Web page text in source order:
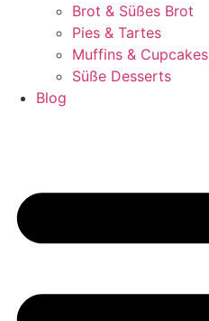
Brot & Süßes Brot
Pies & Tartes
Muffins & Cupcakes
Süße Desserts
Blog